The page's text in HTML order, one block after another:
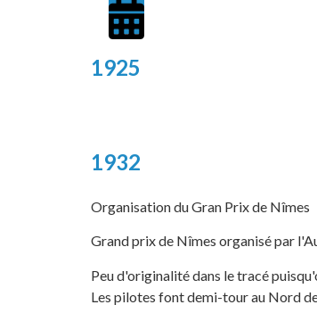
1925
1932
Organisation du Gran Prix de Nîmes
Grand prix de Nîmes organisé par
Peu d'originalité dans le tracé
Les pilotes font demi-tour au Nord